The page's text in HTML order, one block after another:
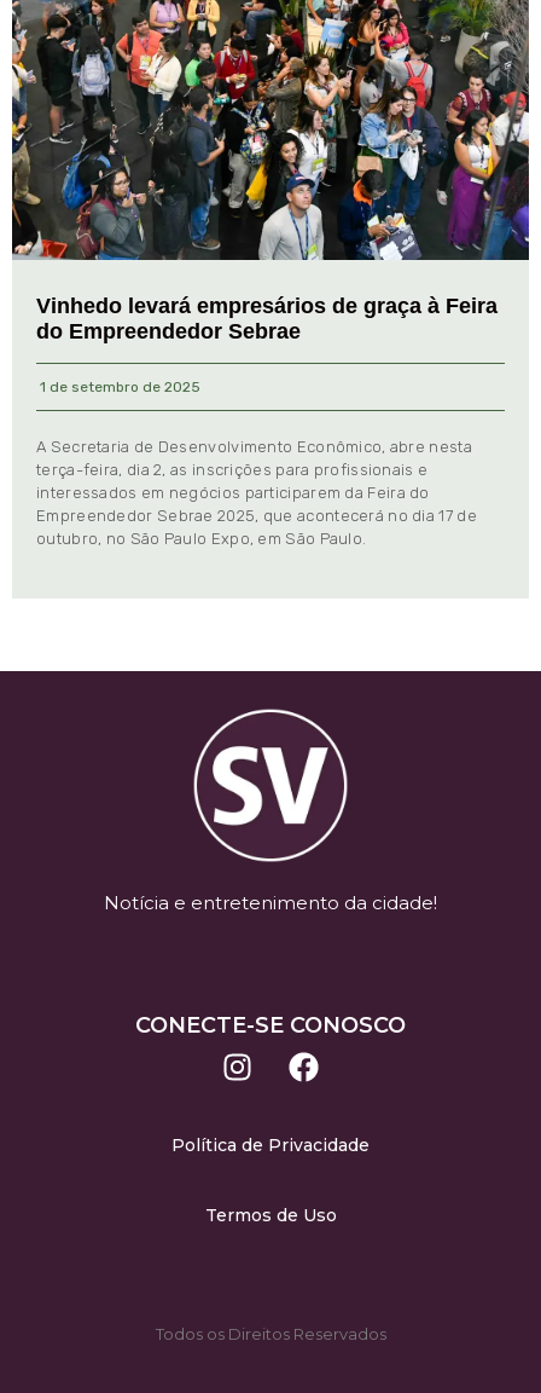
Vinhedo levará empresários de graça à Feira
do Empreendedor Sebrae
1 de setembro de 2025
A Secretaria de Desenvolvimento Econômico, abre nesta
terça-feira, dia 2, as inscrições para profissionais e
interessados em negócios participarem da Feira do
Empreendedor Sebrae 2025, que acontecerá no dia 17 de
outubro, no São Paulo Expo, em São Paulo.
Notícia e entretenimento da cidade!
CONECTE-SE CONOSCO
Política de Privacidade
Termos de Uso
Todos os Direitos Reservados